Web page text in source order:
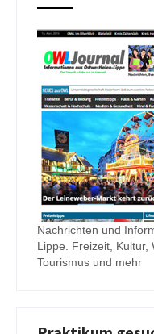
Nachrichten und
Lippe. Freizeit, Kultur,
Tourismus und mehr